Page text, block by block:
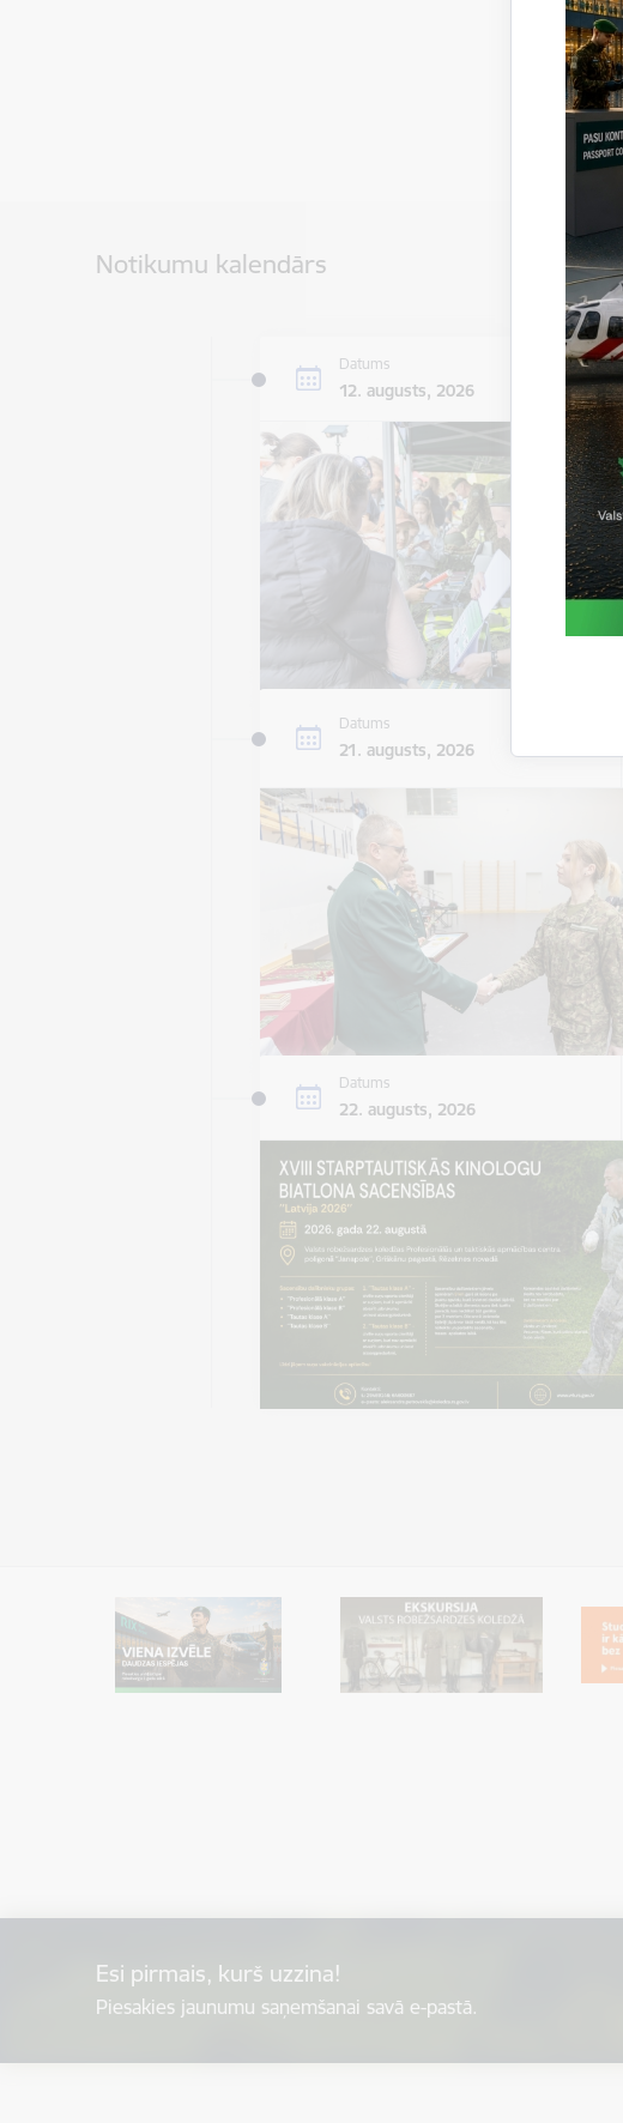
Notikumu kalendārs
Datums
12. augusts, 2026
Datums
21. augusts, 2026
Datums
22. augusts, 2026
Esi pirmais, kurš uzzina!
Piesakies jaunumu saņemšanai savā e-pastā.